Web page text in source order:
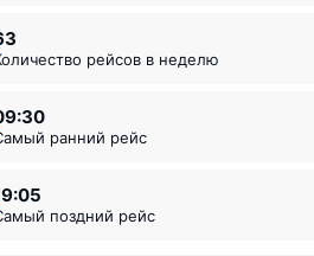
63
Количество рейсов в неделю
09:30
Самый ранний рейс
19:05
Самый поздний рейс